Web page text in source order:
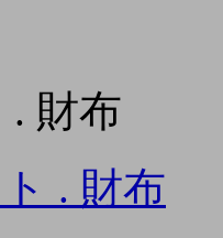
. 財布
. 財布